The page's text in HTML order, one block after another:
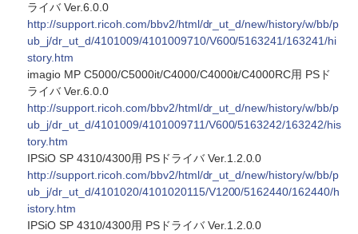
ライバ Ver.6.0.0
http://support.ricoh.com/bbv2/html/dr_ut_d/new/history/w/bb/p
ub_j/dr_ut_d/4101009/4101009710/V600/5163241/163241/hi
story.htm
imagio MP C5000/C5000it/C4000/C4000it/C4000RC用 PSド
ライバ Ver.6.0.0
http://support.ricoh.com/bbv2/html/dr_ut_d/new/history/w/bb/p
ub_j/dr_ut_d/4101009/4101009711/V600/5163242/163242/his
tory.htm
IPSiO SP 4310/4300用 PSドライバ Ver.1.2.0.0
http://support.ricoh.com/bbv2/html/dr_ut_d/new/history/w/bb/p
ub_j/dr_ut_d/4101020/4101020115/V1200/5162440/162440/h
istory.htm
IPSiO SP 4310/4300用 PSドライバ Ver.1.2.0.0